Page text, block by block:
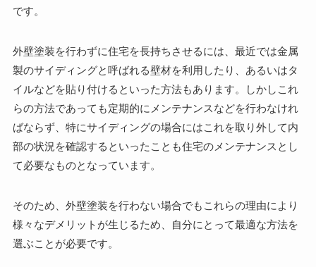
です。
外壁塗装を行わずに住宅を長持ちさせるには、最近では金属
製のサイディングと呼ばれる壁材を利用したり、あるいはタ
イルなどを貼り付けるといった方法もあります。しかしこれ
らの方法であっても定期的にメンテナンスなどを行わなけれ
ばならず、特にサイディングの場合にはこれを取り外して内
部の状況を確認するといったことも住宅のメンテナンスとし
て必要なものとなっています。
そのため、外壁塗装を行わない場合でもこれらの理由により
様々なデメリットが生じるため、自分にとって最適な方法を
選ぶことが必要です。